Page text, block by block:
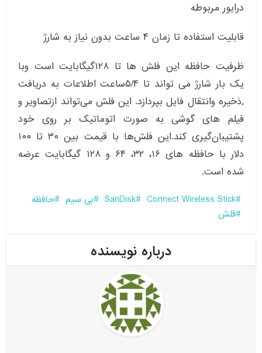
درایور مربوطه
قابلیت استفاده تا زمان ۴ ساعت بدون نیاز به شارژ
ظرفیت حافظه این فلش ها تا ۱۲۸گیگابایت است وبا
یک بار شارژ می تواند تا ۵/۴ساعت اطلاعات به دریافت
٬ذخیره وانتقال فایل بپردازد. این فلش می‌تواند ازتصاویر و
فیلم های گوشی به صورت اتوماتیک بر روی خود
پشتیبان‌گیری کند.این فلش‌ها با قیمت بین ۳۰ تا ۱۰۰
دلار با حافظه های ۱۶، ۳۲، ۶۴ و ۱۲۸ گیگابایت عرضه
شده است.
Connect Wireless Stick
SanDisk بی سیم
حافظه
فلش
درباره نویسنده